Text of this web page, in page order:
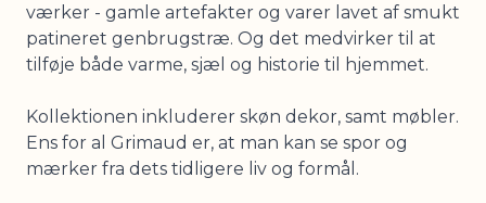
værker - gamle artefakter og varer lavet af smukt
patineret genbrugstræ. Og det medvirker til at
tilføje både varme, sjæl og historie til hjemmet.
Kollektionen inkluderer skøn dekor, samt møbler.
Ens for al Grimaud er, at man kan se spor og
mærker fra dets tidligere liv og formål.